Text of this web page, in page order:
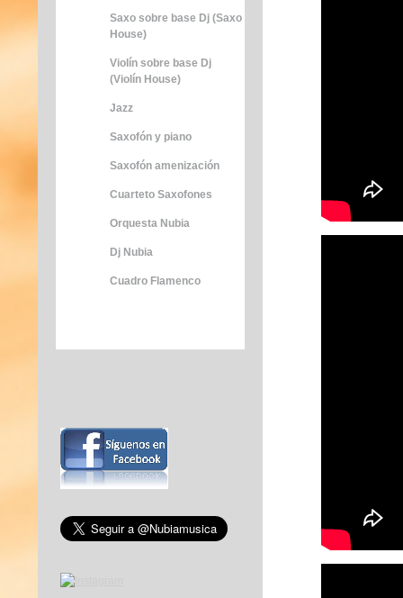
Saxo sobre base Dj (Saxo
House)
Violín sobre base Dj
(Violín House)
Jazz
Saxofón y piano
Saxofón amenización
Cuarteto Saxofones
Orquesta Nubia
Dj Nubia
Cuadro Flamenco